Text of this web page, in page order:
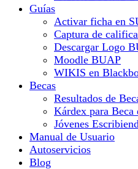
Guías
Activar ficha en
Captura de
Descargar Logo
Moodle BUAP
WIKIS en
Becas
Resultados de
Kárdex para
Jóvenes
Manual de Usuario
Autoservicios
Blog